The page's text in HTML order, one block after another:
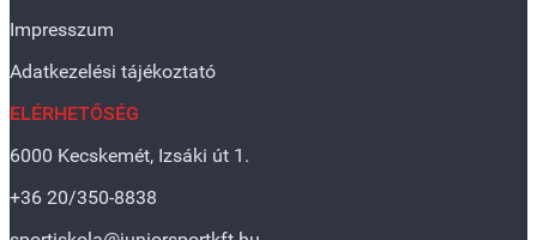
Impresszum
Adatkezelési tájékoztató
ELÉRHETŐSÉG
6000 Kecskemét, Izsáki út 1.
+36 20/350-8838